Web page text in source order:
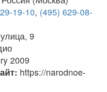
19-10, (495) 629-08-
9
2009
https://narodnoe-